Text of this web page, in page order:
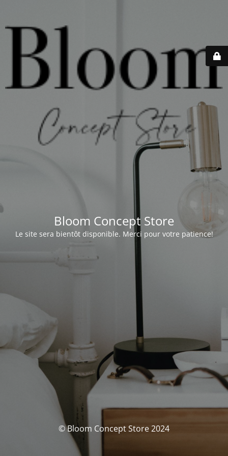
Bloom Concept Store
Le site sera bientôt disponible. Merci pour votre patience!
© Bloom Concept Store 2024